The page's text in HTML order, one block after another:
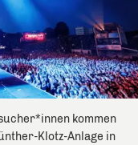
kommen
Klotz-Anlage in